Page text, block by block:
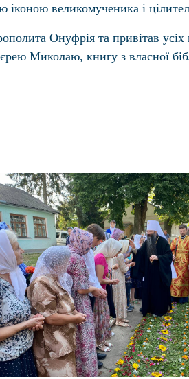
іконою великомученика і
Онуфрія та привітав усіх
Миколаю, книгу з власної